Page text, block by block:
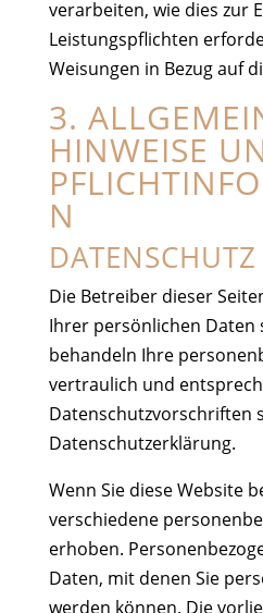
verarbeiten, wie dies zur
Leistungspflichten
Weisungen in Bezug auf
3.
HINWEISE
N
DATENSCHUTZ
Die Betreiber dieser
Ihrer persönlichen Daten
behandeln Ihre
vertraulich und
Datenschutzvorschriften
Datenschutzerklärung.
Wenn Sie diese Website
verschiedene
erhoben.
Daten, mit denen Sie
werden können. Die